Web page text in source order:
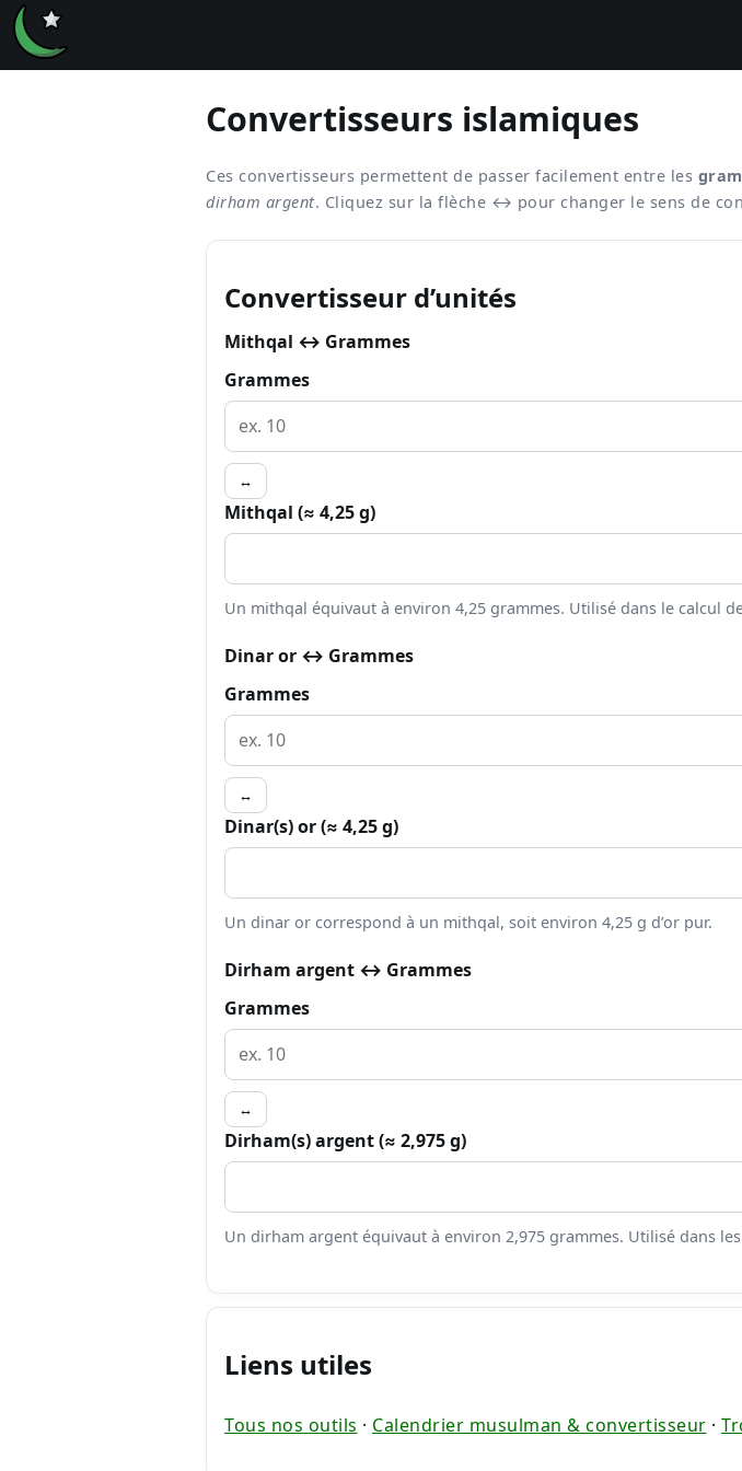
Convertisseurs islamiques
Ces convertisseurs permettent de passer facilement entre les
dirham argent. Cliquez sur la flèche ↔ pour changer le sens de
Convertisseur d’unités
Mithqal ↔ Grammes
Grammes
↔
Mithqal (≈ 4,25 g)
Un mithqal équivaut à environ 4,25 grammes. Utilisé dans le calcul
Dinar or ↔ Grammes
Grammes
↔
Dinar(s) or (≈ 4,25 g)
Un dinar or correspond à un mithqal, soit environ 4,25 g d’or pur.
Dirham argent ↔ Grammes
Grammes
↔
Dirham(s) argent (≈ 2,975 g)
Un dirham argent équivaut à environ 2,975 grammes. Utilisé dans
Liens utiles
Tous nos outils · Calendrier musulman & convertisseur ·